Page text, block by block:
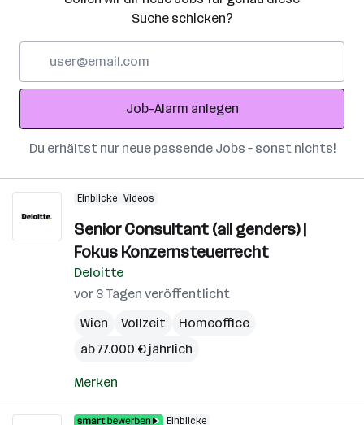
Suche schicken?
Adresse
Job-Alarm anlegen
Du erhältst nur neue passende Jobs – sonst nichts!
Einblicke Videos
Senior Consultant (all genders) |
Fokus Konzernsteuerrecht
Deloitte
vor 3 Tagen veröffentlicht
Wien
Vollzeit
Homeoffice
ab 77.000 € jährlich
Merken
Einblicke